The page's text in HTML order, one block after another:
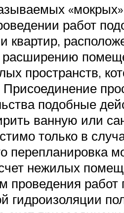
работ
пространств,
подобные
ванную или
только в
нежилых
проведения
гидроизоляции